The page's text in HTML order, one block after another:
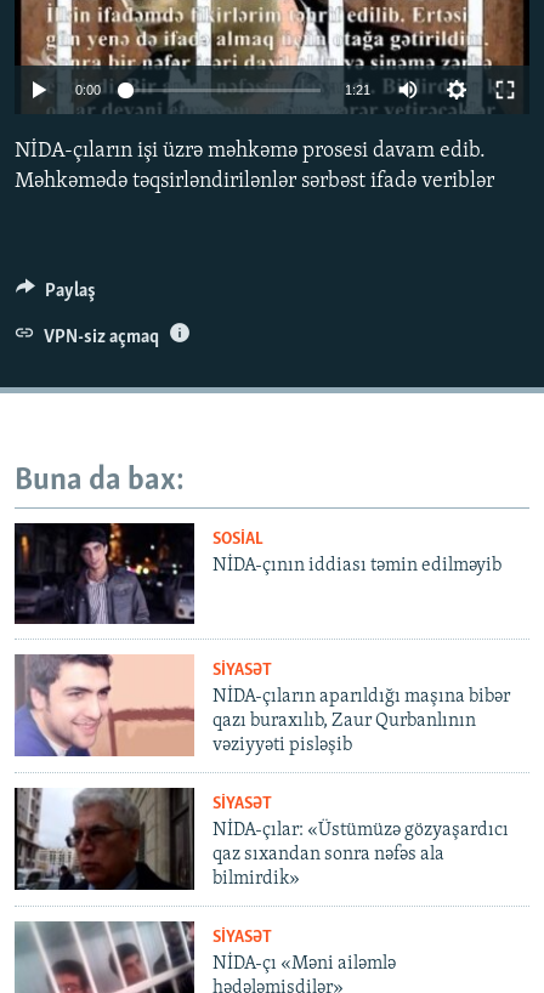
İNFOQRAFIKA
KARIKATURA
AZƏRBAYCAN ƏDƏBIYYATI KITABXANASI
İSLAM VƏ DEMOKRATIYA
İZ - MƏDƏNIYYƏT PROQRAMI
MISSIYAMIZ
PEŞƏ ETIKASI VƏ JURNALISTIKA STANDARTLARIMIZ
MATERIALLARIMIZDAN ISTIFADƏ
AZADLIQRADIOSU MOBIL TELEFONUNUZDA
BIZI IZLƏ
RFE/RL-in bütün saytları
0:00 1:21
NİDA-çıların işi üzrə məhkəmə prosesi davam edib.
Məhkəmədə təqsirləndirilənlər sərbəst ifadə veriblər
Paylaş
VPN-siz açmaq
Buna da bax:
SOSIAL
NİDA-çının iddiası təmin edilməyib
SIYASƏT
NİDA-çıların aparıldığı maşına bibər
qazı buraxılıb, Zaur Qurbanlının
vəziyyəti pisləşib
SIYASƏT
NİDA-çılar: «Üstümüzə gözyaşardıcı
qaz sıxandan sonra nəfəs ala
bilmirdik»
SIYASƏT
NİDA-çı «Məni ailəmlə
hədələmişdilər»